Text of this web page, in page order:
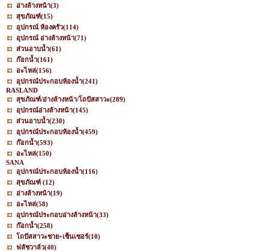
อ่างล้างหน้า(3)
สุขภัณฑ์(15)
อุปกรณ์ ห้องครัว(114)
อุปกรณ์ อ่างล้างหน้า(71)
ส่วนอาบน้ำ(61)
ก๊อกน้ำ(161)
อะไหล่(156)
อุปกรณ์ประกอบห้องน้ำ(241)
RASLAND
สุขภัณฑ์/อ่างล้างหน้า/โถปัสสาวะ(289)
อุปกรณ์อ่างล้างหน้า(145)
ส่วนอาบน้ำ(230)
อุปกรณ์ประกอบห้องน้ำ(459)
ก๊อกน้ำ(593)
อะไหล่(150)
SANA
อุปกรณ์ประกอบห้องน้ำ(116)
สุขภัณฑ์ (12)
อ่างล้างหน้า(19)
อะไหล่(58)
อุปกรณ์ประกอบอ่างล้างหน้า(33)
ก๊อกน้ำ(258)
โถปัสสาวะชาย+เซ็นเซอร์(10)
ฟลัชวาล์ว(40)